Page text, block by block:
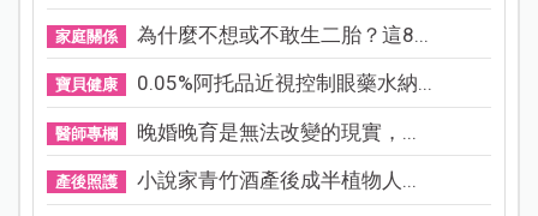
家庭關係 為什麼不想或不敢生二胎？這8...
寶貝健康 0.05%阿托品近視控制眼藥水納...
醫師專欄 晚婚晚育是無法改變的現實，...
產後照護 小說家青竹酒產後成半植物人...